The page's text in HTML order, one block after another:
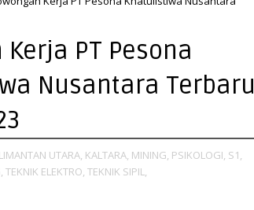
Kerja PT Pesona
Nusantara Terbaru
UTARA, KALTARA, MINING, PSIKOLOGI, S1,
TEKNIK ELEKTRO, TEKNIK SIPIL,